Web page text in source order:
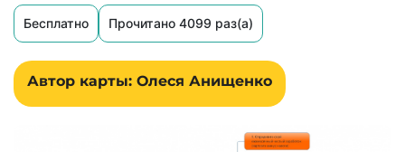
Бесплатно Прочитано 4099 раз(а)
Автор карты: Олеся Анищенко